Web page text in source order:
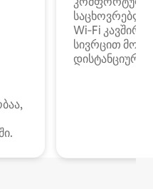
Wi‑Fi
სივრცით
დისტანციური